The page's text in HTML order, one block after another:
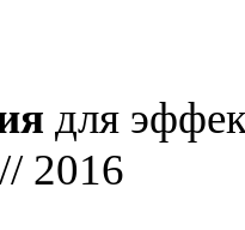
для
2016